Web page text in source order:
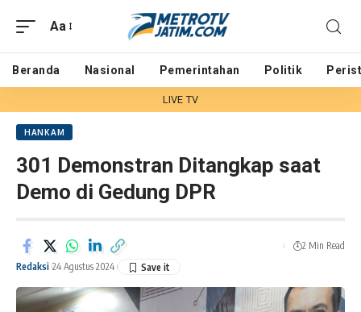
Aa
Beranda Nasional Pemerintahan Politik
LIVE TV
HANKAM
301 Demonstran Ditangkap saat
Demo di Gedung DPR
Redaksi 24 Agustus 2024
2 Min Read